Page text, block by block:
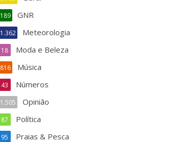
GNR
189
Meteorologia
1.362
Moda e Beleza
18
Música
816
Números
43
Opinião
1.505
Política
87
Praias & Pesca
95